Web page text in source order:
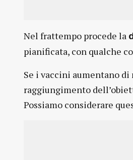
Nel frattempo procede la
pianificata, con qualche
Se i vaccini aumentano
raggiungimento
Possiamo considerare